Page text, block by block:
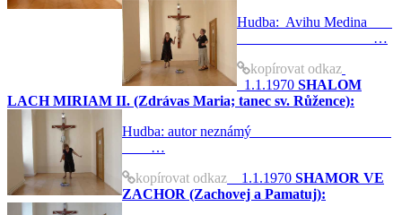
Hudba: Avihu Medina
…
kopírovat odkaz
1.1.1970 SHALOM
LACH MIRIAM II. (Zdrávas Maria; tanec sv. Růžence):
Hudba: autor neznámý
…
kopírovat odkaz 1.1.1970 SHAMOR VE
ZACHOR (Zachovej a Pamatuj):